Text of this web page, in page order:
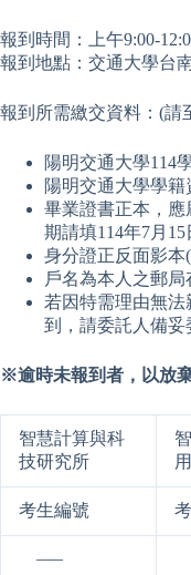
報到時間：上午9:00-
報到地點：交通大學台
報到所需繳交資料：(請
陽明交通大學114
陽明交通大學學籍
畢業證書正本，應
期請填114年7月15
身分證正反面影本
戶名為本人之郵局
若因特需理由無
到，請委託人備妥
※逾時未報到者，以放
智慧計算與科
技研究所
考生編號
­­­ —–